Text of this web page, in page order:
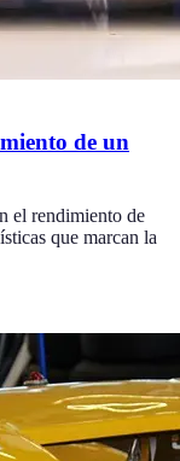
de un
el rendimiento de
que marcan la